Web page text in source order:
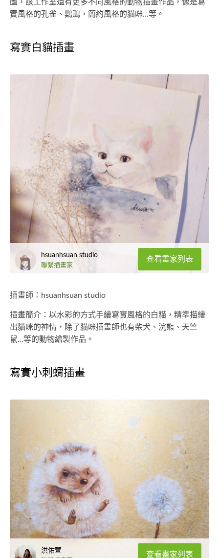
圖，該工作室還有更多不同風格的動物插畫作品，像是寫
實風格的孔雀、鸚鵡，簡約風格的貓咪...等。
寫實白貓插畫
hsuanhsuan studio
聯繫插畫家
查看畫家列表
插畫師：hsuanhsuan studio
插畫簡介：以水彩的方式手繪寫實風格的白貓，精準描繪
出貓咪的神情，除了貓咪插畫師也有柴犬、浣熊、天竺
鼠...等的動物繪製作品。
寫實小刺蝟插畫
洪佑萱 查看畫家列表